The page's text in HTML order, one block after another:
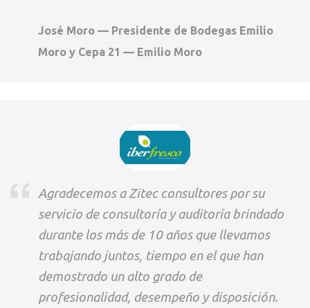
José Moro — Presidente de Bodegas Emilio
Moro y Cepa 21 — Emilio Moro
Agradecemos a Zitec consultores por su
servicio de consultoría y auditoría brindado
durante los más de 10 años que llevamos
trabajando juntos, tiempo en el que han
demostrado un alto grado de
profesionalidad, desempeño y disposición.